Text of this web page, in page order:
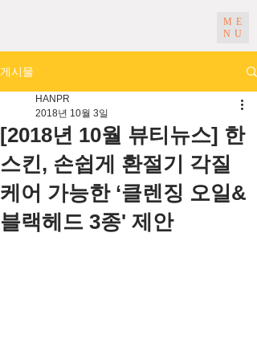
ME
NU
게시물
[2018년 10월 뷰티뉴스] 한
스킨, 손쉽게 환절기 각질
케어 가능한 ‘클렌징 오일&
블랙헤드 3종' 제안
HANPR
2018년 10월 3일